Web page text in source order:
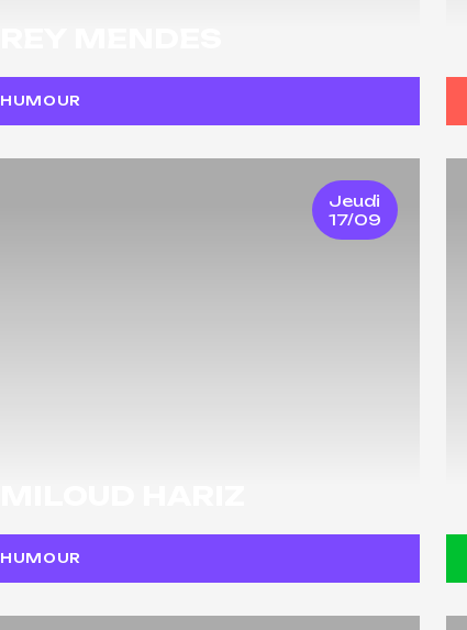
HUMOUR
Jeudi
17/09
HUMOUR